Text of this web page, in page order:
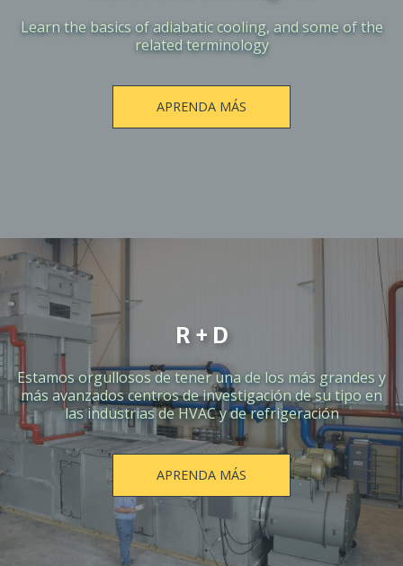
Learn the basics of adiabatic cooling, and some of the
related terminology
APRENDA MÁS
R + D
Estamos orgullosos de tener una de los más grandes y
más avanzados centros de investigación de su tipo en
las industrias de HVAC y de refrigeración
APRENDA MÁS